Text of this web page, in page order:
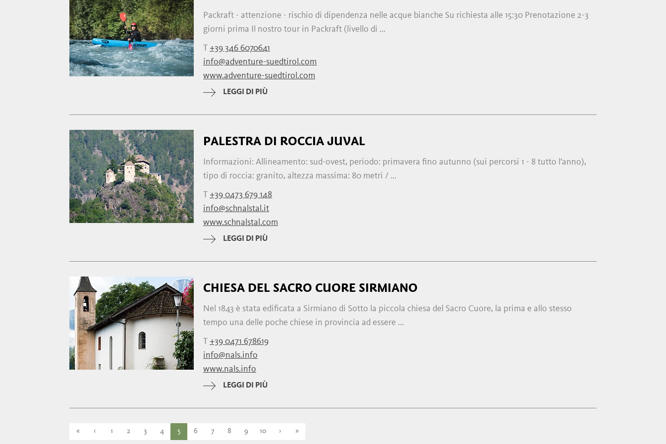
Packraft - attenzione - rischio di dipendenza nelle acque bianche Su richiesta alle 15:30 Prenotazione 2-3
giorni prima Il nostro tour in Packraft (livello di ...
T +39 346 6070641
info@adventure-suedtirol.com
www.adventure-suedtirol.com
LEGGI DI PIÙ
PALESTRA DI ROCCIA JUVAL
Informazioni: Allineamento: sud-ovest, periodo: primavera fino autunno (sui percorsi 1 - 8 tutto l'anno),
tipo di roccia: granito, altezza massima: 80 metri / ...
T +39 0473 679 148
info@schnalstal.it
www.schnalstal.com
LEGGI DI PIÙ
CHIESA DEL SACRO CUORE SIRMIANO
Nel 1843 è stata edificata a Sirmiano di Sotto la piccola chiesa del Sacro Cuore, la prima e allo stesso
tempo una delle poche chiese in provincia ad essere ...
T +39 0471 678619
info@nals.info
www.nals.info
LEGGI DI PIÙ
« ‹ 1 2 3 4 5 6 7 8 9 10 › »